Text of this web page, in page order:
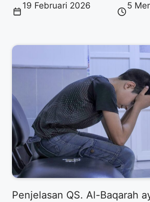
19 Februari 2026 5
Penjelasan QS. Al-Baqarah